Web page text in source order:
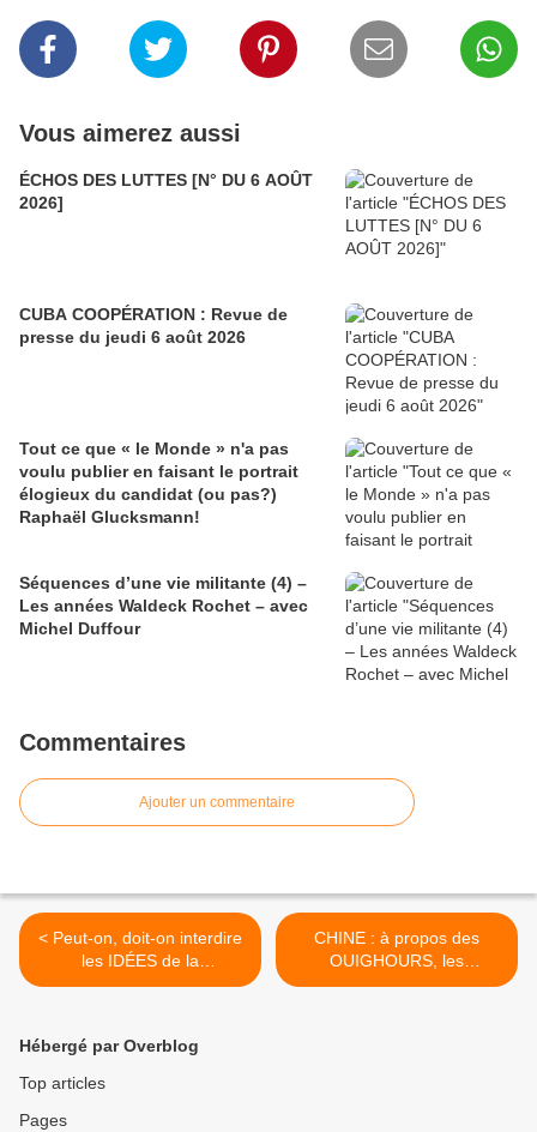
Vous aimerez aussi
ÉCHOS DES LUTTES [N° DU 6 AOÛT
2026]
CUBA COOPÉRATION : Revue de
presse du jeudi 6 août 2026
Tout ce que « le Monde » n'a pas
voulu publier en faisant le portrait
élogieux du candidat (ou pas?)
Raphaël Glucksmann!
Séquences d’une vie militante (4) –
Les années Waldeck Rochet – avec
Michel Duffour
Commentaires
Ajouter un commentaire
< Peut-on, doit-on interdire
les IDÉES de la
bourgeoisie? (réponse à
CHINE : à propos des
OUIGHOURS, les
CONTREVÉRITÉS des
Hébergé par Overblog
Top articles
Pages